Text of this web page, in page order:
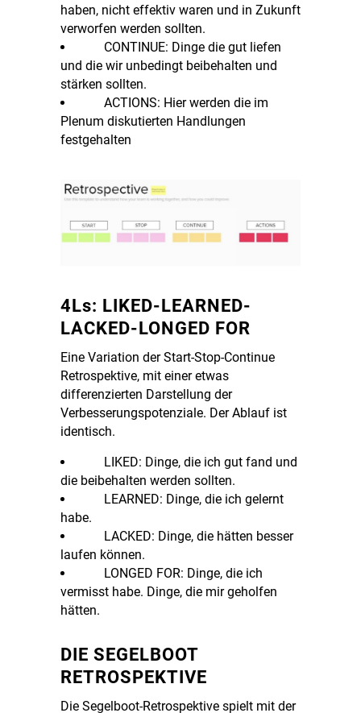
haben, nicht effektiv waren und in Zukunft
verworfen werden sollten.
CONTINUE: Dinge die gut liefen
und die wir unbedingt beibehalten und
stärken sollten.
ACTIONS: Hier werden die im
Plenum diskutierten Handlungen
festgehalten
4Ls: LIKED-LEARNED-
LACKED-LONGED FOR
Eine Variation der Start-Stop-Continue
Retrospektive, mit einer etwas
differenzierten Darstellung der
Verbesserungspotenziale. Der Ablauf ist
identisch.
LIKED: Dinge, die ich gut fand und
die beibehalten werden sollten.
LEARNED: Dinge, die ich gelernt
habe.
LACKED: Dinge, die hätten besser
laufen können.
LONGED FOR: Dinge, die ich
vermisst habe. Dinge, die mir geholfen
hätten.
DIE SEGELBOOT
RETROSPEKTIVE
Die Segelboot-Retrospektive spielt mit der